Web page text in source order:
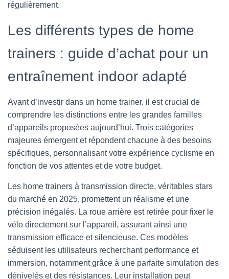
régulièrement.
Les différents types de home
trainers : guide d’achat pour un
entraînement indoor adapté
Avant d’investir dans un home trainer, il est crucial de
comprendre les distinctions entre les grandes familles
d’appareils proposées aujourd’hui. Trois catégories
majeures émergent et répondent chacune à des besoins
spécifiques, personnalisant votre expérience cyclisme en
fonction de vos attentes et de votre budget.
Les home trainers à transmission directe, véritables stars
du marché en 2025, promettent un réalisme et une
précision inégalés. La roue arrière est retirée pour fixer le
vélo directement sur l’appareil, assurant ainsi une
transmission efficace et silencieuse. Ces modèles
séduisent les utilisateurs recherchant performance et
immersion, notamment grâce à une parfaite simulation des
dénivelés et des résistances. Leur installation peut